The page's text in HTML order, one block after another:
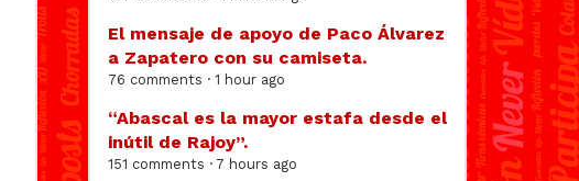
El mensaje de apoyo de Paco Álvarez
a Zapatero con su camiseta.
76 comments · 1 hour ago
“Abascal es la mayor estafa desde el
inútil de Rajoy”.
151 comments · 7 hours ago